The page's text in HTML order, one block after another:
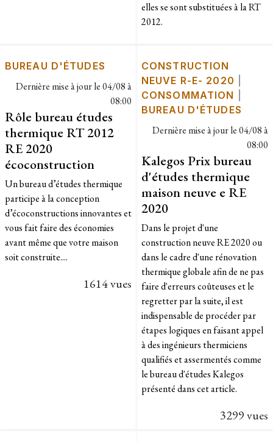
elles se sont substituées à la RT
2012.
BUREAU D'ÉTUDES
Dernière mise à jour le04/08 à
08:00
Rôle bureau études
thermique RT 2012
RE 2020
écoconstruction
Un bureau d’études thermique
participe à la conception
d’écoconstructions innovantes et
vous fait faire des économies
avant même que votre maison
soit construite....
1614 vues
CONSTRUCTION
NEUVE R-E- 2020
CONSOMMATION
BUREAU D'ÉTUDES
Dernière mise à jour le04/08 à
08:00
Kalegos Prix bureau
d'études thermique
maison neuve e RE
2020
Dans le projet d'une
construction neuve RE 2020 ou
dans le cadre d'une rénovation
thermique globale afin de ne pas
faire d'erreurs coûteuses et le
regretter par la suite, il est
indispensable de procéder par
étapes logiques en faisant appel
à des ingénieurs thermiciens
qualifiés et assermentés comme
le bureau d'études Kalegos
présenté dans cet article.
3299 vues